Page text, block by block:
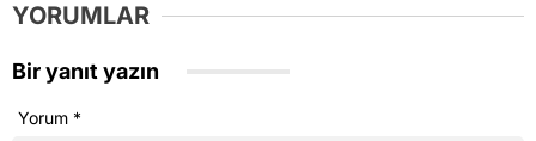
YORUMLAR
Bir yanıt yazın
Yorum *